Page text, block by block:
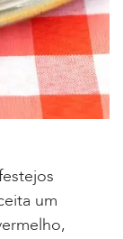
um